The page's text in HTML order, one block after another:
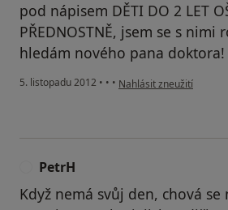
pod nápisem DĚTI DO 2 LET
PŘEDNOSTNĚ, jsem se s nimi
hledám nového pana doktora!
5. listopadu 2012 • • • podle názoru uživatele
Nahlásit zneužití
PetrH
Když nemá svůj den, chová